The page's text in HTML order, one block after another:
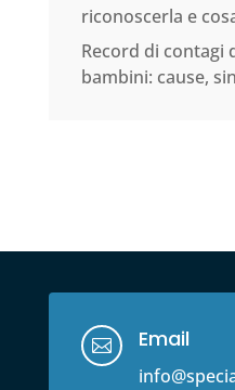
riconoscerla e
Record di contagi
bambini: cause,
 Email